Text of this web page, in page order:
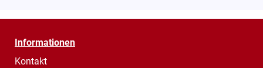
Informationen
Kontakt